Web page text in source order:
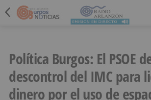
Política Burgos: El PSOE
descontrol del IMC para
dinero por el uso de